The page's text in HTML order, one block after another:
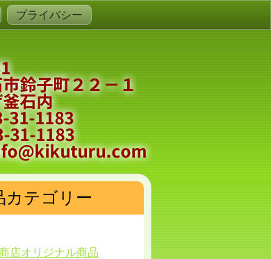
プライバシー
カテゴリー
店オリジナル商品